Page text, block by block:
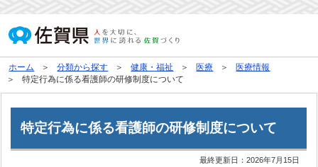
ホーム 分類から探す 健康・福祉 医療
医療情報
特定行為に係る看護師の研修制度について
特定行為に係る看護師の研修制度について
最終更新日：2026年7月15日